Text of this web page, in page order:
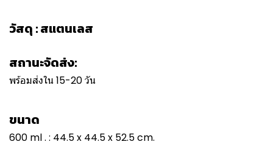
วัสดุ : สแตนเลส
สถานะจัดส่ง:
พร้อมส่งใน 15-20 วัน
ขนาด
600 ml . : 44.5 x 44.5 x 52.5 cm.